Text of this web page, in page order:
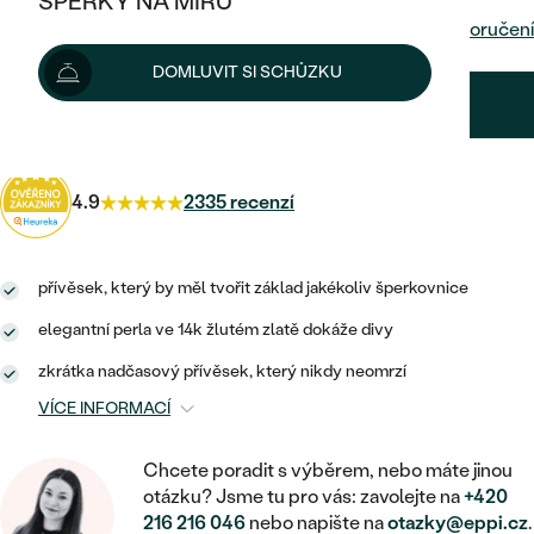
KOMBINOVANÉ ZLATO
DLE STYLU
BEZ KAMENE
VINTAGE
TEPANÉ
POSTRANNÍ KAMENY
HALO
VINTAGE
NETRADIČNÍ
SESTAV SI SVŮJ PRSTEN
ZAČÍT S DIAMANTEM
VÝPRODEJ
KDYŽ ŠPERKY POMÁHAJÍ
DLE TYPU
NÁUŠNICE
PRSTENY
PŘÍVĚSKY
NÁRAMKY
PÁNSKÉ ŠPERKY
PLATINOVÉ
PECKOVÉ
MINIMALISTICKÉ
VISACÍ
VE TVARU SRDCE
ZLATÉ
STŘÍBRNÉ
DLE STYLU
SOLITÉR
NAROZENÍ DÍTĚTE
PERSONALIZOVANÉ
SE ZNAMENÍM ZVĚROKRUHU
MINIMALISTICKÉ
ŠPERKY SKLADEM
VÝPRODEJ
DLE MATERIÁLU
ZLATÉ
STŘÍBRNÉ
ETERNITY
DOMLUVIT SI SCHŮZKU
Možnosti doručení
2 918 Kčs kódemSUN25 .
4.9 2335 recenzí
přívěsek, který by měl tvořit základ jakékoliv šperkovnice
elegantní perla ve 14k žlutém zlatě dokáže divy
zkrátka nadčasový přívěsek, který nikdy neomrzí
VÍCE INFORMACÍ
Chcete poradit s výběrem, nebo máte jinou
otázku? Jsme tu pro vás: zavolejte na+420
216 216 046 nebo napište naotazky@eppi.cz.